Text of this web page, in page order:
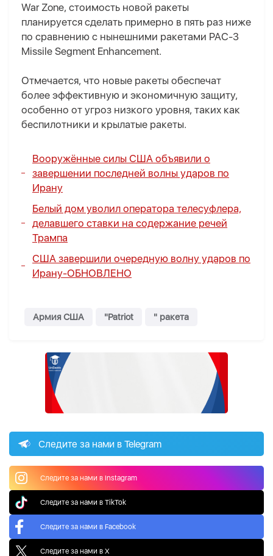
War Zone, стоимость новой ракеты
планируется сделать примерно в пять раз ниже
по сравнению с нынешними ракетами PAC-3
Missile Segment Enhancement.
Отмечается, что новые ракеты обеспечат
более эффективную и экономичную защиту,
особенно от угроз низкого уровня, таких как
беспилотники и крылатые ракеты.
Вооружённые силы США объявили о
завершении последней волны ударов по
Ирану
Белый дом уволил оператора телесуфлера,
делавшего ставки на содержание речей
Трампа
США завершили очередную волну ударов по
Ирану-ОБНОВЛЕНО
Армия США "Patriot " ракетa
Следите за нами в Telegram
Следите за нами в Instagram
Следите за нами в TikTok
Следите за нами в Facebook
Следите за нами в X